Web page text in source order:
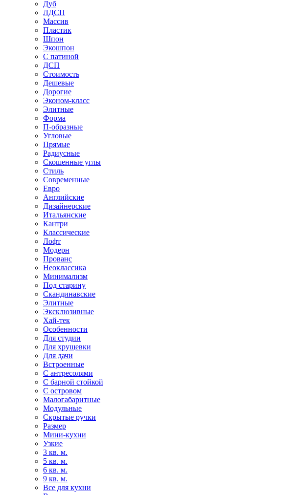
Дуб
ЛДСП
Массив
Пластик
Шпон
Экошпон
С патиной
ДСП
Стоимость
Дешевые
Дорогие
Эконом-класс
Элитные
Форма
П-образные
Угловые
Прямые
Радиусные
Скошенные углы
Стиль
Современные
Евро
Английские
Дизайнерские
Итальянские
Кантри
Классические
Лофт
Модерн
Прованс
Неоклассика
Минимализм
Под старину
Скандинавские
Элитные
Эксклюзивные
Хай-тек
Особенности
Для студии
Для хрущевки
Для дачи
Встроенные
С антресолями
С барной стойкой
С островом
Малогабаритные
Модульные
Скрытые ручки
Размер
Мини-кухни
Узкие
3 кв. м.
5 кв. м.
6 кв. м.
9 кв. м.
Все для кухни